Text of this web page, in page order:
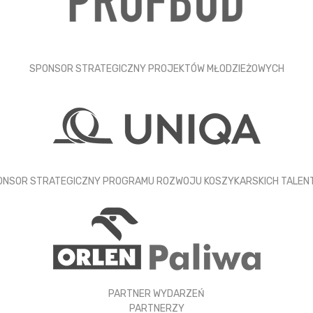
SPONSOR STRATEGICZNY PROJEKTÓW MŁODZIEŻOWYCH
STRATEGICZNY PROGRAMU ROZWOJU KOSZYKARSKICH
PARTNER WYDARZEŃ
PARTNERZY